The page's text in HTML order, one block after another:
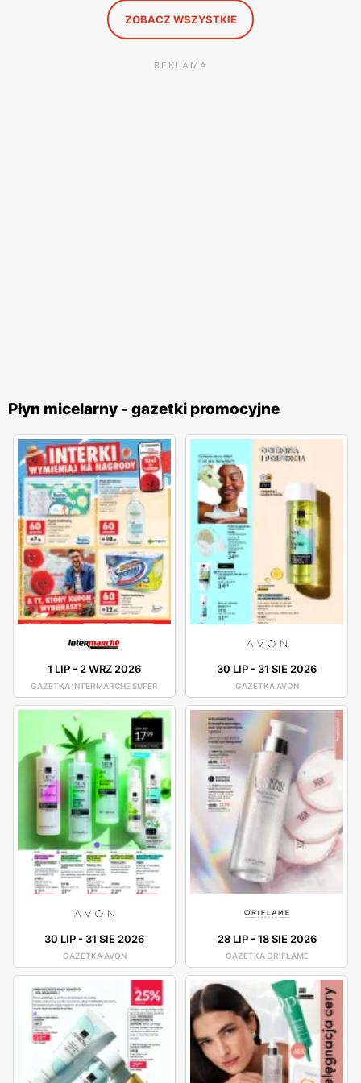
ZOBACZ WSZYSTKIE
REKLAMA
Płyn micelarny - gazetki promocyjne
1 LIP- 2 WRZ 2026
GAZETKA INTERMARCHE SUPER
30 LIP- 31 SIE 2026
GAZETKA AVON
30 LIP- 31 SIE 2026
GAZETKA AVON
28 LIP-18 SIE 2026
GAZETKA ORIFLAME